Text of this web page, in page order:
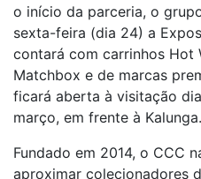
o início da parceria, o
sexta-feira (dia 24) a
contará com carrinhos Hot
Matchbox e de marcas
ficará aberta à visitação
março, em frente à Kalunga.
Fundado em 2014, o CCC
aproximar colecionadores